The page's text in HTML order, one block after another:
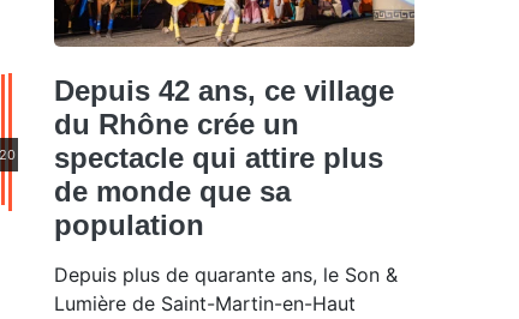
Depuis 42 ans, ce village
du Rhône crée un
spectacle qui attire plus
de monde que sa
population
Depuis plus de quarante ans, le Son &
Lumière de Saint-Martin-en-Haut